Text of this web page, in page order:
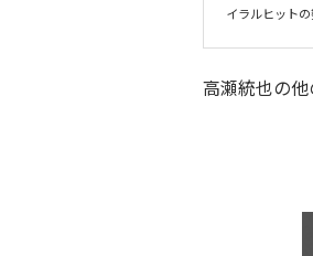
イラルヒット
高瀬統也の